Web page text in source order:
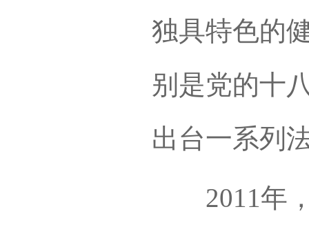
独具特色的
别是党的十
出台一系列
2011年，